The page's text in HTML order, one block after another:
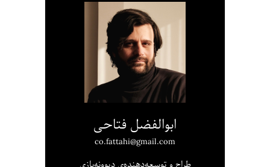
ابوالفضل فتاحی
co.fattahi@gmail.com